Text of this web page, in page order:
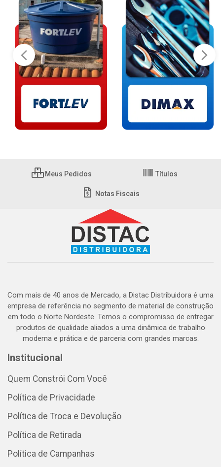
Meus Pedidos Títulos
Notas Fiscais
Com mais de 40 anos de Mercado, a Distac Distribuidora é uma
empresa de referência no segmento de material de construção
em todo o Norte Nordeste. Temos o compromisso de entregar
produtos de qualidade aliados a uma dinâmica de trabalho
moderna e prática e de parceria com grandes marcas.
Institucional
Quem Constrói Com Você
Política de Privacidade
Política de Troca e Devolução
Política de Retirada
Política de Campanhas